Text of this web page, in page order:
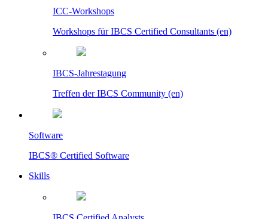
ICC-Workshops
Workshops für IBCS Certified Consultants (en)
IBCS-Jahrestagung
Treffen der IBCS Community (en)
Software
IBCS® Certified Software
Skills